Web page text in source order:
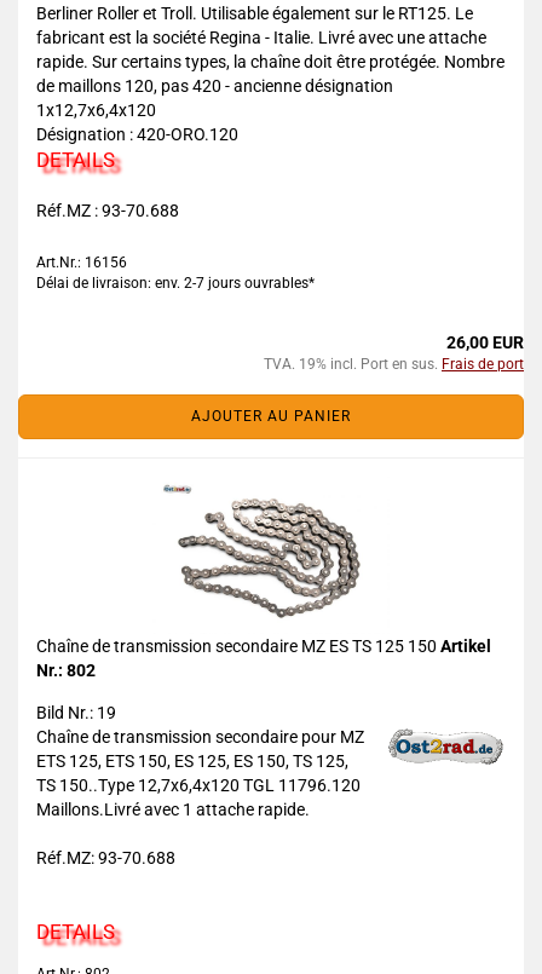
Berliner Roller et Troll. Utilisable également sur le RT125. Le
fabricant est la société Regina - Italie. Livré avec une attache
rapide. Sur certains types, la chaîne doit être protégée. Nombre
de maillons 120, pas 420 - ancienne désignation
1x12,7x6,4x120
Désignation : 420-ORO.120
DETAILS
Réf.MZ : 93-70.688
Art.Nr.: 16156
Délai de livraison: env. 2-7 jours ouvrables*
26,00 EUR
TVA. 19% incl. Port en sus. Frais de port
AJOUTER AU PANIER
Chaîne de transmission secondaire MZ ES TS 125 150 Artikel
Nr.: 802
Bild Nr.: 19
Chaîne de transmission secondaire pour MZ
ETS 125, ETS 150, ES 125, ES 150, TS 125,
TS 150..Type 12,7x6,4x120 TGL 11796.120
Maillons.Livré avec 1 attache rapide.
Réf.MZ: 93-70.688
DETAILS